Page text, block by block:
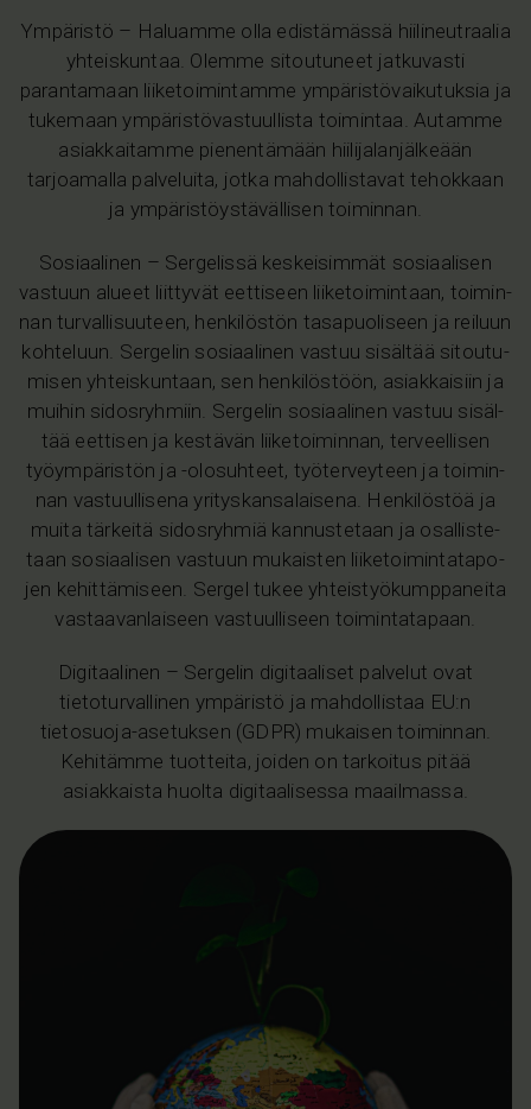
Ympäristö – Haluamme olla edistämässä hiilineutraalia
yhteiskuntaa. Olemme sitoutuneet jatkuvasti
parantamaan liiketoimintamme ympäristövaikutuksia ja
tukemaan ympäristövastuullista toimintaa. Autamme
asiakkaitamme pienentämään hiilijalanjälkeään
tarjoamalla palveluita, jotka mahdollistavat tehokkaan
ja ympäristöystävällisen toiminnan.
Sosiaalinen – Sergelissä kes­kei­sim­mät so­si­aa­li­sen
vas­tuun alu­eet liit­ty­vät eet­ti­seen lii­ke­toi­min­taan, toi­min­
nan tur­val­li­suu­teen, hen­ki­lös­tön tas­a­puo­li­seen ja rei­luun
koh­te­luun. Sergelin so­si­aa­li­nen vas­tuu si­säl­tää si­tou­tu­
mi­sen yh­teis­kun­taan, sen hen­ki­lös­töön, asiak­kai­siin ja
mui­hin si­dos­ryh­miin. Sergelin so­si­aa­li­nen vas­tuu si­säl­
tää eet­ti­sen ja kes­tä­vän lii­ke­toi­min­nan, ter­veel­li­sen
työym­pä­ris­tön ja -olo­suh­teet, työ­ter­vey­teen ja toi­min­
nan vas­tuul­li­se­na yri­tys­kan­sa­lai­se­na. Hen­ki­lös­töä ja
muita tär­kei­tä si­dos­ryh­miä kan­nus­te­taan ja osal­lis­te­
taan so­si­aa­li­sen vas­tuun mu­kais­ten lii­ke­toi­min­ta­ta­po­
jen ke­hit­tä­mi­seen. Sergel tukee yh­teis­työ­kump­pa­nei­ta
vas­taa­van­lais­een vas­tuul­lis­een toi­min­ta­ta­paan.
Digitaalinen – Sergelin digitaaliset palvelut ovat
tietoturvallinen ympäristö ja mahdollistaa EU:n
tietosuoja-asetuksen (GDPR) mukaisen toiminnan.
Kehitämme tuotteita, joiden on tarkoitus pitää
asiakkaista huolta digitaalisessa maailmassa.